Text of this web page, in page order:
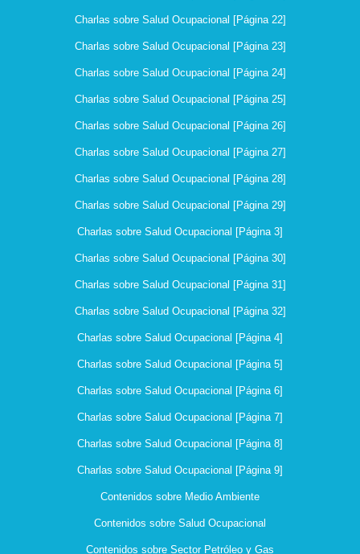
Charlas sobre Salud Ocupacional [Página 22]
Charlas sobre Salud Ocupacional [Página 23]
Charlas sobre Salud Ocupacional [Página 24]
Charlas sobre Salud Ocupacional [Página 25]
Charlas sobre Salud Ocupacional [Página 26]
Charlas sobre Salud Ocupacional [Página 27]
Charlas sobre Salud Ocupacional [Página 28]
Charlas sobre Salud Ocupacional [Página 29]
Charlas sobre Salud Ocupacional [Página 3]
Charlas sobre Salud Ocupacional [Página 30]
Charlas sobre Salud Ocupacional [Página 31]
Charlas sobre Salud Ocupacional [Página 32]
Charlas sobre Salud Ocupacional [Página 4]
Charlas sobre Salud Ocupacional [Página 5]
Charlas sobre Salud Ocupacional [Página 6]
Charlas sobre Salud Ocupacional [Página 7]
Charlas sobre Salud Ocupacional [Página 8]
Charlas sobre Salud Ocupacional [Página 9]
Contenidos sobre Medio Ambiente
Contenidos sobre Salud Ocupacional
Contenidos sobre Sector Petróleo y Gas